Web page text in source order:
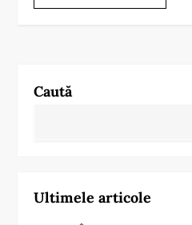
Caută
Ultimele articole